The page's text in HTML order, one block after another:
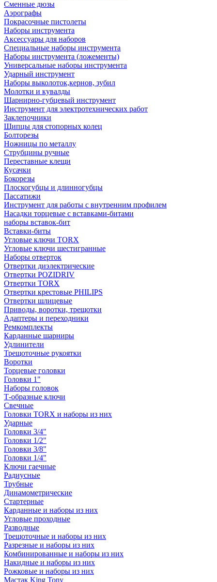
Сменные дюзы
Аэрографы
Покрасочные пистолеты
Наборы инструмента
Аксессуары для наборов
Специальные наборы инструмента
Наборы инструмента (ложементы)
Универсальные наборы инструмента
Ударный инструмент
Наборы выколоток,кернов, зубил
Молотки и кувалды
Шарнирно-губцевый инструмент
Инструмент для электротехнических работ
Заклепочники
Щипцы для стопорных колец
Болторезы
Ножницы по металлу
Струбцины ручные
Переставные клещи
Кусачки
Бокорезы
Плоскогубцы и длинногубцы
Пассатижи
Инструмент для работы с внутренним профилем
Насадки торцевые с вставками-битами
наборы вставок-бит
Вставки-биты
Угловые ключи TORX
Угловые ключи шестигранные
Наборы отверток
Отвертки диэлектрические
Отвертки POZIDRIV
Отвертки TORX
Отвертки крестовые PHILIPS
Отвертки шлицевые
Приводы, воротки, трещотки
Адаптеры и переходники
Ремкомплекты
Карданные шарниры
Удлинители
Трещоточные рукоятки
Воротки
Торцевые головки
Головки 1"
Наборы головок
Т-образные ключи
Свечные
Головки TORX и наборы из них
Ударные
Головки 3/4"
Головки 1/2"
Головки 3/8"
Головки 1/4"
Ключи гаечные
Радиусные
Трубные
Динамометрические
Стартерные
Карданные и наборы из них
Угловые проходные
Разводные
Трещоточные и наборы из них
Разрезные и наборы из них
Комбинированные и наборы из них
Накидные и наборы из них
Рожковые и наборы из них
Мастак King Tony